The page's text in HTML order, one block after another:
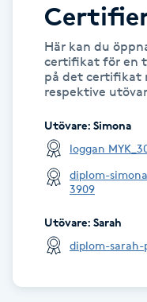
Hypnos
Hårborttagning
Hårförlängning
Hälsprickor
Här kan du
certifikat för en
på det certifikat
respektive
Utövare: Simona
loggan
diplom-
3909
Utövare: Sarah
diplom-sarah-